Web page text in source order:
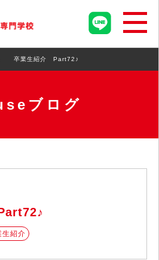
卒業生紹介 Part72♪
ブログ
生紹介